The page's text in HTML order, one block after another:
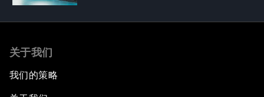
关于我们
我们的策略